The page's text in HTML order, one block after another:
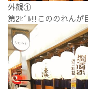
外観①
第2ﾋﾞﾙ!!こののれんが